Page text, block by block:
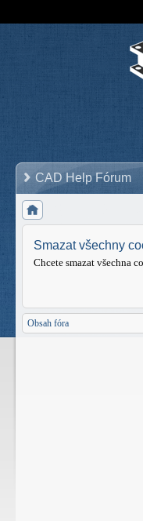
CAD Help Fórum
Smazat všechny
Chcete smazat všechna
Obsah fóra